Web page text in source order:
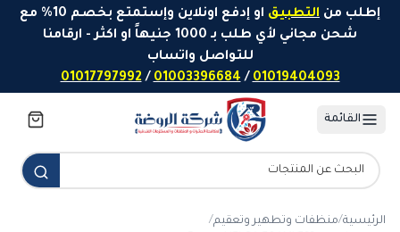
تخطَّ إلى المحتوى
إطلب من التطبيق
او إدفع اونلاين وإستمتع بخصم 10% مع
شحن مجاني لأي طلب بـ 1000 جنيهاً او اكثر - ارقامنا
للتواصل واتساب
01019404093
/
01003396684
/
01017797992
القائمة
الرئيسية/منظفات وتطهير وتعقيم/